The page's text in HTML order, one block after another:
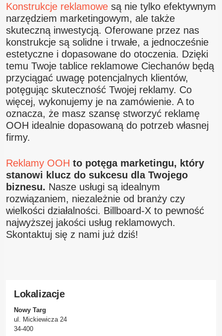
Konstrukcje reklamowe są nie tylko efektywnym
narzędziem marketingowym, ale także
skuteczną inwestycją. Oferowane przez nas
konstrukcje są solidne i trwałe, a jednocześnie
estetyczne i dopasowane do otoczenia. Dzięki
temu Twoje tablice reklamowe Ciechanów będą
przyciągać uwagę potencjalnych klientów,
potęgując skuteczność Twojej reklamy. Co
więcej, wykonujemy je na zamówienie. A to
oznacza, że masz szansę stworzyć reklamę
OOH idealnie dopasowaną do potrzeb własnej
firmy.
Reklamy OOH to potęga marketingu, który
stanowi klucz do sukcesu dla Twojego
biznesu. Nasze usługi są idealnym
rozwiązaniem, niezależnie od branży czy
wielkości działalności. Billboard-X to pewność
najwyższej jakości usług reklamowych.
Skontaktuj się z nami już dziś!
Lokalizacje
Nowy Targ
ul. Mickiewicza 24
34-400